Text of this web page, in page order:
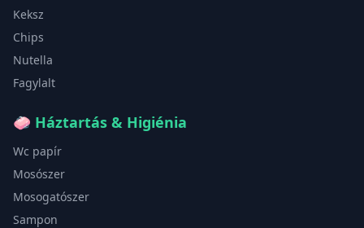
Keksz
Chips
Nutella
Fagylalt
🧼 Háztartás & Higiénia
Wc papír
Mosószer
Mosogatószer
Sampon